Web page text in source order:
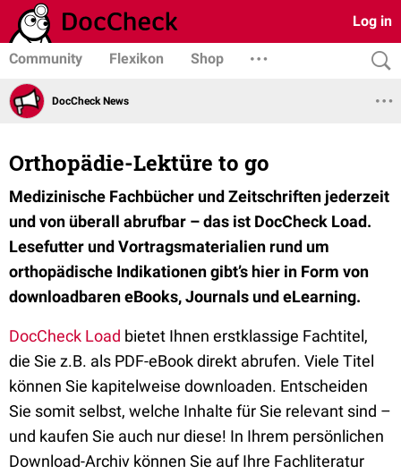
Log in
Community Flexikon Shop
DocCheck News
Orthopädie-Lektüre to go
Medizinische Fachbücher und Zeitschriften jederzeit
und von überall abrufbar – das ist DocCheck Load.
Lesefutter und Vortragsmaterialien rund um
orthopädische Indikationen gibt’s hier in Form von
downloadbaren eBooks, Journals und eLearning.
DocCheck Load bietet Ihnen erstklassige Fachtitel,
die Sie z.B. als PDF-eBook direkt abrufen. Viele Titel
können Sie kapitelweise downloaden. Entscheiden
Sie somit selbst, welche Inhalte für Sie relevant sind –
und kaufen Sie auch nur diese! In Ihrem persönlichen
Download-Archiv können Sie auf Ihre Fachliteratur